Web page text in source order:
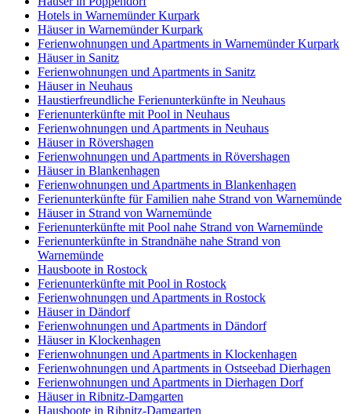
Hotels in Warnemünder Kurpark
Häuser in Warnemünder Kurpark
Ferienwohnungen und Apartments in Warnemünder Kurpark
Häuser in Sanitz
Ferienwohnungen und Apartments in Sanitz
Häuser in Neuhaus
Haustierfreundliche Ferienunterkünfte in Neuhaus
Ferienunterkünfte mit Pool in Neuhaus
Ferienwohnungen und Apartments in Neuhaus
Häuser in Rövershagen
Ferienwohnungen und Apartments in Rövershagen
Häuser in Blankenhagen
Ferienwohnungen und Apartments in Blankenhagen
Ferienunterkünfte für Familien nahe Strand von Warnemünde
Häuser in Strand von Warnemünde
Ferienunterkünfte mit Pool nahe Strand von Warnemünde
Ferienunterkünfte in Strandnähe nahe Strand von
Warnemünde
Hausboote in Rostock
Ferienunterkünfte mit Pool in Rostock
Ferienwohnungen und Apartments in Rostock
Häuser in Dändorf
Ferienwohnungen und Apartments in Dändorf
Häuser in Klockenhagen
Ferienwohnungen und Apartments in Klockenhagen
Ferienwohnungen und Apartments in Ostseebad Dierhagen
Ferienwohnungen und Apartments in Dierhagen Dorf
Häuser in Ribnitz-Damgarten
Hausboote in Ribnitz-Damgarten